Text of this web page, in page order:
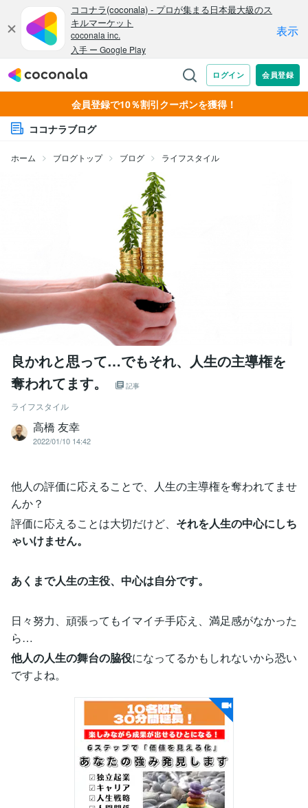
会員登録で10％割引クーポンを獲得！
ココナラブログ
ホーム ブログトップ ブログ ライフスタイル
良かれと思って…でもそれ、人生の主導権を
奪われてます。
記事
ライフスタイル
高橋 友幸
2022/01/10 14:42
他人の評価に応えることで、人生の主導権を奪われてませ
んか？
評価に応えることは大切だけど、 それを人生の中心にしち
ゃいけません。
あくまで人生の主役、中心は自分です。
日々努力、頑張ってもイマイチ手応え、満足感がなかった
ら…
他人の人生の舞台の脇役になってるかもしれないから恐い
ですよね。